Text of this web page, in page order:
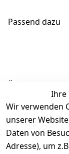
Passend dazu
Ähnliche
Ihre
Wir verwenden
unserer
Daten von
Adresse), um